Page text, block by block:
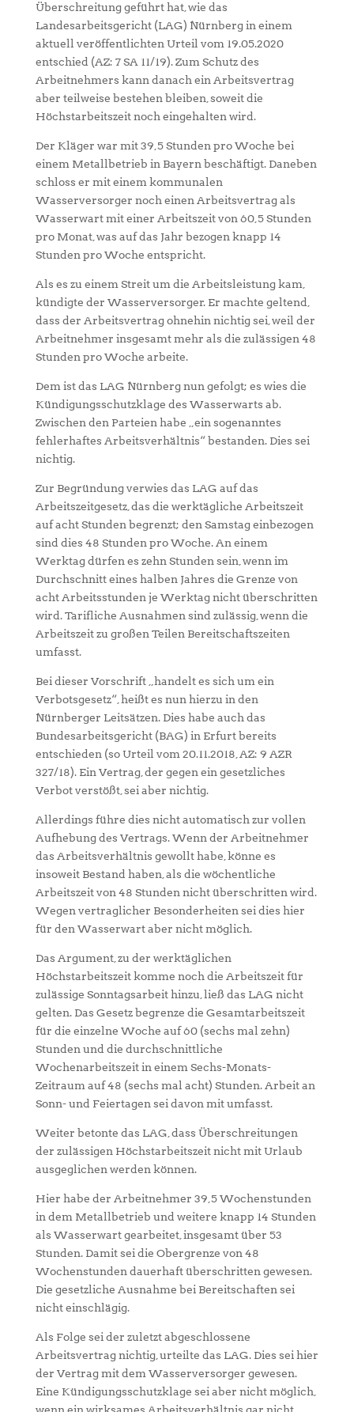
Überschreitung geführt hat, wie das
Landesarbeitsgericht (LAG) Nürnberg in einem
aktuell veröffentlichten Urteil vom 19.05.2020
entschied (AZ: 7 SA 11/19). Zum Schutz des
Arbeitnehmers kann danach ein Arbeitsvertrag
aber teilweise bestehen bleiben, soweit die
Höchstarbeitszeit noch eingehalten wird.
Der Kläger war mit 39,5 Stunden pro Woche bei
einem Metallbetrieb in Bayern beschäftigt. Daneben
schloss er mit einem kommunalen
Wasserversorger noch einen Arbeitsvertrag als
Wasserwart mit einer Arbeitszeit von 60,5 Stunden
pro Monat, was auf das Jahr bezogen knapp 14
Stunden pro Woche entspricht.
Als es zu einem Streit um die Arbeitsleistung kam,
kündigte der Wasserversorger. Er machte geltend,
dass der Arbeitsvertrag ohnehin nichtig sei, weil der
Arbeitnehmer insgesamt mehr als die zulässigen 48
Stunden pro Woche arbeite.
Dem ist das LAG Nürnberg nun gefolgt; es wies die
Kündigungsschutzklage des Wasserwarts ab.
Zwischen den Parteien habe „ein sogenanntes
fehlerhaftes Arbeitsverhältnis“ bestanden. Dies sei
nichtig.
Zur Begründung verwies das LAG auf das
Arbeitszeitgesetz, das die werktägliche Arbeitszeit
auf acht Stunden begrenzt; den Samstag einbezogen
sind dies 48 Stunden pro Woche. An einem
Werktag dürfen es zehn Stunden sein, wenn im
Durchschnitt eines halben Jahres die Grenze von
acht Arbeitsstunden je Werktag nicht überschritten
wird. Tarifliche Ausnahmen sind zulässig, wenn die
Arbeitszeit zu großen Teilen Bereitschaftszeiten
umfasst.
Bei dieser Vorschrift „handelt es sich um ein
Verbotsgesetz“, heißt es nun hierzu in den
Nürnberger Leitsätzen. Dies habe auch das
Bundesarbeitsgericht (BAG) in Erfurt bereits
entschieden (so Urteil vom 20.11.2018, AZ: 9 AZR
327/18). Ein Vertrag, der gegen ein gesetzliches
Verbot verstößt, sei aber nichtig.
Allerdings führe dies nicht automatisch zur vollen
Aufhebung des Vertrags. Wenn der Arbeitnehmer
das Arbeitsverhältnis gewollt habe, könne es
insoweit Bestand haben, als die wöchentliche
Arbeitszeit von 48 Stunden nicht überschritten wird.
Wegen vertraglicher Besonderheiten sei dies hier
für den Wasserwart aber nicht möglich.
Das Argument, zu der werktäglichen
Höchstarbeitszeit komme noch die Arbeitszeit für
zulässige Sonntagsarbeit hinzu, ließ das LAG nicht
gelten. Das Gesetz begrenze die Gesamtarbeitszeit
für die einzelne Woche auf 60 (sechs mal zehn)
Stunden und die durchschnittliche
Wochenarbeitszeit in einem Sechs-Monats-
Zeitraum auf 48 (sechs mal acht) Stunden. Arbeit an
Sonn- und Feiertagen sei davon mit umfasst.
Weiter betonte das LAG, dass Überschreitungen
der zulässigen Höchstarbeitszeit nicht mit Urlaub
ausgeglichen werden können.
Hier habe der Arbeitnehmer 39,5 Wochenstunden
in dem Metallbetrieb und weitere knapp 14 Stunden
als Wasserwart gearbeitet, insgesamt über 53
Stunden. Damit sei die Obergrenze von 48
Wochenstunden dauerhaft überschritten gewesen.
Die gesetzliche Ausnahme bei Bereitschaften sei
nicht einschlägig.
Als Folge sei der zuletzt abgeschlossene
Arbeitsvertrag nichtig, urteilte das LAG. Dies sei hier
der Vertrag mit dem Wasserversorger gewesen.
Eine Kündigungsschutzklage sei aber nicht möglich,